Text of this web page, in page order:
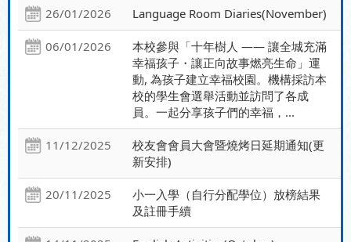
26/01/2026 Language Room Diaries(November)
06/01/2026
本校參與「十年樹人 —— 讓全城充滿
幸福孩子・讓正向故事燃亮生命」運
動, 為孩子建立幸福校園。機構採訪本
校的學生會選舉活動並訪問了各成
員。一起分享孩子們的幸福，...
11/12/2025
校友會會員大會暨燒烤日延期通知(更
新安排)
20/11/2025
小一入學（自行分配學位）放榜結果
及註冊手續